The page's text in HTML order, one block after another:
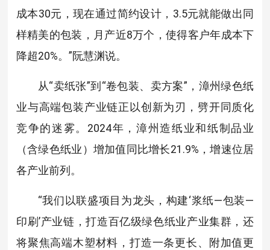
成本30元，现在通过简约设计，3.5元就能做出同
样精美的包装，月产近8万个，使得客户年成本下
降超20%。”阮慧渊说。
从“卖纸张”到“卷包装、卖方案”，漳州绿色纸
业与高端包装产业链正以创新为刃，劈开同质化
竞争的迷雾。2024年，漳州造纸业和纸制品业
（含绿色纸业）增加值同比增长21.9%，增速位居
各产业前列。
“我们以联盛项目为龙头，构建‘浆纸—包装—
印刷’产业链，打造百亿级绿色纸业产业集群，还
将聚焦高端木塑材料，打造一条更长、附加值更